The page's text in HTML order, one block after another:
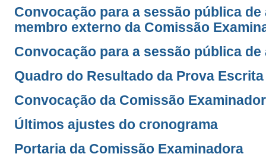
Convocação para a sessão pública
membro externo da Comissão
Convocação para a sessão pública
Quadro do Resultado da Prova
Convocação da Comissão
Últimos ajustes do cronograma
Portaria da Comissão Examinadora